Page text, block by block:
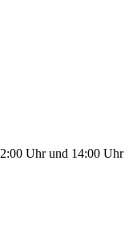
Uhr und 14:00 Uhr